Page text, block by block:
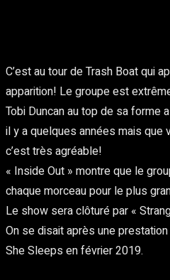
C’est au tour de Trash Boat qui
apparition! Le groupe est
Tobi Duncan au top de sa forme
il y a quelques années mais
c’est très agréable!
« Inside Out » montre que le
chaque morceau pour le plus
Le show sera clôturé par «
On se disait après une
She Sleeps en février 2019.